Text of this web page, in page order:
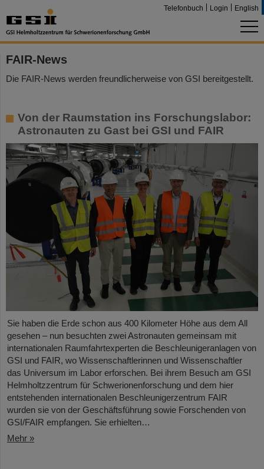
Telefonbuch Login English
FAIR-News
Die FAIR-News werden freundlicherweise von GSI bereitgestellt.
Von der Raumstation ins Forschungslabor:
Astronauten zu Gast bei GSI und FAIR
Sie haben die Erde schon aus 400 Kilometer Höhe aus dem All
gesehen – nun besuchten zwei Astronauten gemeinsam mit
internationalen Raumfahrtexperten die Beschleunigeranlagen von
GSI und FAIR, wo Wissenschaftlerinnen und Wissenschaftler
das Universum im Labor erforschen. Bei ihrem Besuch am GSI
Helmholtzzentrum für Schwerionenforschung und dem hier
entstehenden internationalen Beschleunigerzentrum FAIR
wurden sie von der Geschäftsführung sowie Forschenden von
GSI/FAIR empfangen. Sie erhielten…
Mehr »